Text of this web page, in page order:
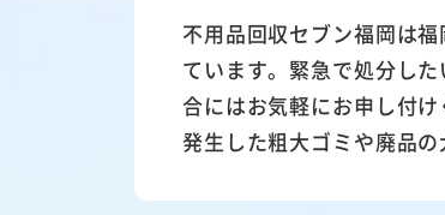
不用品回収セブン福岡は
ています。緊急で処分し
合にはお気軽にお申し付
発生した粗大ゴミや廃品の